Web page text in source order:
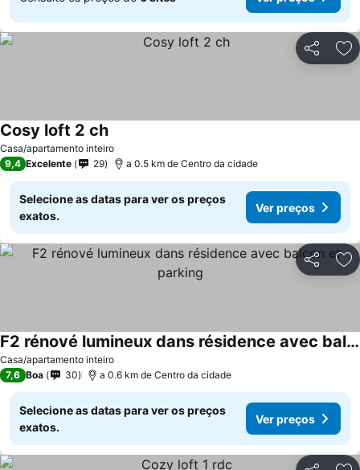
Partilhar
Casa/apartamento inteiro
Cosy loft 2 chVer preços
9,4 Excelente 29 a 0.5 km de Centro da cidade
Selecione as datas para ver os preços
exatos.
Ver preços
Partilhar
Casa/apartamento inteiro
F2 rénové lumineux dans résidence avec balcon et parking
Ver preços
7,6 Boa 30 a 0.6 km de Centro da cidade
Selecione as datas para ver os preços
exatos.
Ver preços